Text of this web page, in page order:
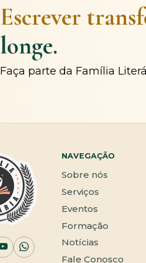
Escrever
longe.
Faça parte da Família
NAVEGAÇÃO
Sobre nós
Serviços
Eventos
Formação
Notícias
Fale Conosco